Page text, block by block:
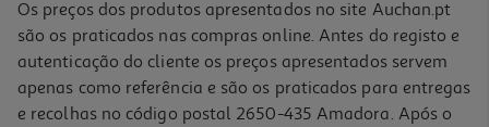
Os preços dos produtos apresentados no site Auchan.pt
são os praticados nas compras online. Antes do registo e
autenticação do cliente os preços apresentados servem
apenas como referência e são os praticados para entregas
e recolhas no código postal 2650-435 Amadora. Após o